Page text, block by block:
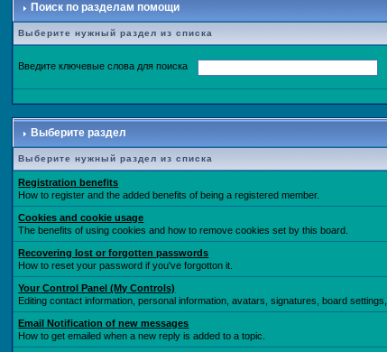
Поиск по разделам помощи
Выберите нужный раздел из списка
Введите ключевые слова для поиска
Выберите раздел
Выберите нужный раздел из списка
Registration benefits
How to register and the added benefits of being a registered member.
Cookies and cookie usage
The benefits of using cookies and how to remove cookies set by this board.
Recovering lost or forgotten passwords
How to reset your password if you've forgotton it.
Your Control Panel (My Controls)
Editing contact information, personal information, avatars, signatures, board
Email Notification of new messages
How to get emailed when a new reply is added to a topic.